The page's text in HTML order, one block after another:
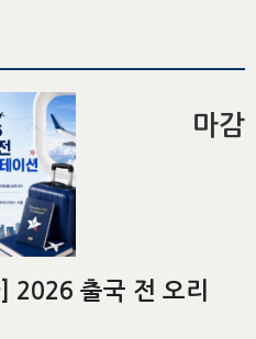
2026 출국 전 오리
마감